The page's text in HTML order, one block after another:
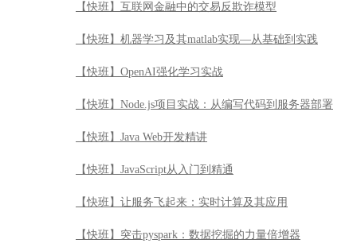
【快班】互联网金融中的交易反欺诈模型
【快班】机器学习及其matlab实现—从基础到实践
【快班】OpenAI强化学习实战
【快班】Node.js项目实战：从编写代码到服务器部署
【快班】Java Web开发精讲
【快班】JavaScript从入门到精通
【快班】让服务飞起来：实时计算及其应用
【快班】突击pyspark：数据挖掘的力量倍增器